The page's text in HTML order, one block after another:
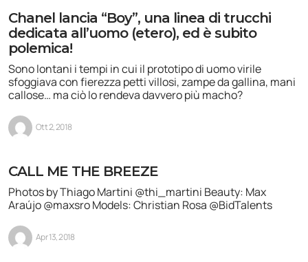
Chanel lancia “Boy”, una linea di trucchi
dedicata all’uomo (etero), ed è subito
polemica!
Sono lontani i tempi in cui il prototipo di uomo virile
sfoggiava con fierezza petti villosi, zampe da gallina, mani
callose… ma ciò lo rendeva davvero più macho?
Ott 2, 2018
CALL ME THE BREEZE
Photos by Thiago Martini @thi_martini Beauty: Max
Araújo @maxsro Models: Christian Rosa @BidTalents
Apr 13, 2018